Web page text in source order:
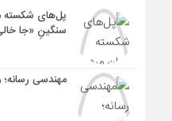
پل‌های شکسته
سنگینِ «جا
مهندسی